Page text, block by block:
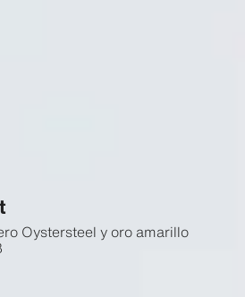
Oystersteel y oro amarillo